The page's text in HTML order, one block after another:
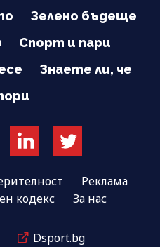
Зелено бъдеще
Спорт и пари
Знаете ли, че
Реклама
кодекс За нас
Dsport.bg